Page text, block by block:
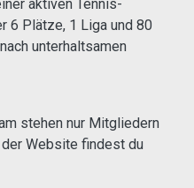
aktiven Tennis-
6 Plätze, 1 Liga und 80
unterhaltsamen
stehen nur Mitgliedern
Website findest du